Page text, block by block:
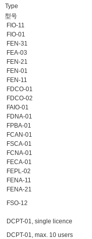
Type
型号
FIO-11
FIO-01
FEN-31
FEA-03
FEN-21
FEN-01
FEN-11
FDCO-01
FDCO-02
FAIO-01
FDNA-01
FPBA-01
FCAN-01
FSCA-01
FCNA-01
FECA-01
FEPL-02
FENA-11
FENA-21
FSO-12
DCPT-01, single licence
DCPT-01, max. 10 users